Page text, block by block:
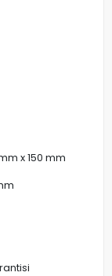
x 150 mm